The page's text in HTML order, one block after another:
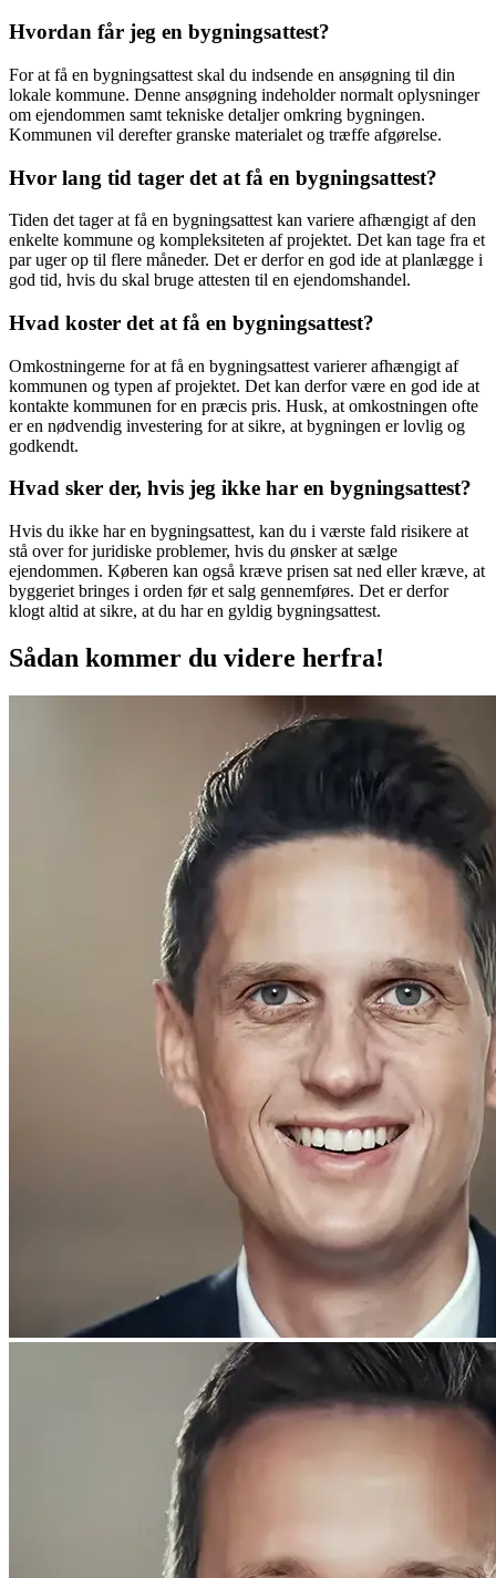
Hvordan får jeg en bygningsattest?
For at få en bygningsattest skal du indsende en ansøgning til din
lokale kommune. Denne ansøgning indeholder normalt oplysninger
om ejendommen samt tekniske detaljer omkring bygningen.
Kommunen vil derefter granske materialet og træffe afgørelse.
Hvor lang tid tager det at få en bygningsattest?
Tiden det tager at få en bygningsattest kan variere afhængigt af den
enkelte kommune og kompleksiteten af projektet. Det kan tage fra et
par uger op til flere måneder. Det er derfor en god ide at planlægge i
god tid, hvis du skal bruge attesten til en ejendomshandel.
Hvad koster det at få en bygningsattest?
Omkostningerne for at få en bygningsattest varierer afhængigt af
kommunen og typen af projektet. Det kan derfor være en god ide at
kontakte kommunen for en præcis pris. Husk, at omkostningen ofte
er en nødvendig investering for at sikre, at bygningen er lovlig og
godkendt.
Hvad sker der, hvis jeg ikke har en bygningsattest?
Hvis du ikke har en bygningsattest, kan du i værste fald risikere at
stå over for juridiske problemer, hvis du ønsker at sælge
ejendommen. Køberen kan også kræve prisen sat ned eller kræve, at
byggeriet bringes i orden før et salg gennemføres. Det er derfor
klogt altid at sikre, at du har en gyldig bygningsattest.
Sådan kommer du videre herfra!